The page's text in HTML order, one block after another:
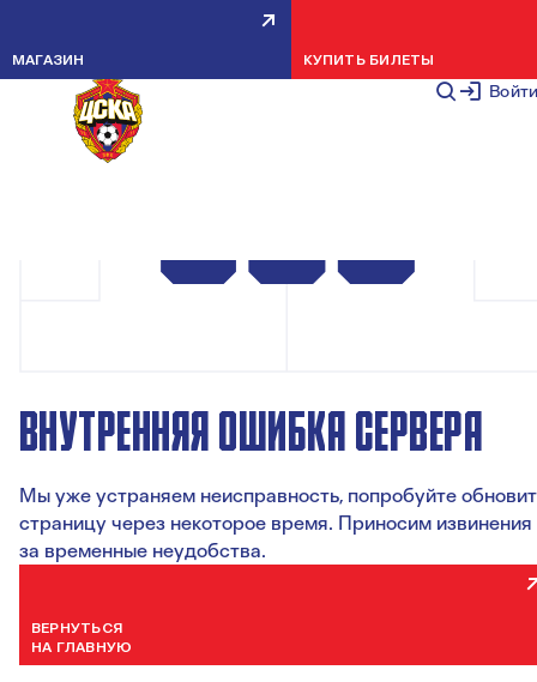
Войти
МАГАЗИН КУПИТЬ БИЛЕТЫ
ВНУТРЕННЯЯ ОШИБКА СЕРВЕРА
Мы уже устраняем неисправность, попробуйте
страницу через некоторое время. Приносим извинения
за временные неудобства.
ВЕРНУТЬСЯ
НА ГЛАВНУЮ